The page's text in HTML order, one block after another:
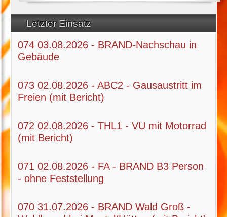
Letzter Einsatz
074 03.08.2026 - BRAND-Nachschau in
Gebäude
073 02.08.2026 - ABC2 - Gausaustritt im
Freien (mit Bericht)
072 02.08.2026 - THL1 - VU mit Motorrad
(mit Bericht)
071 02.08.2026 - FA - BRAND B3 Person
- ohne Feststellung
070 31.07.2026 - BRAND Wald Groß -